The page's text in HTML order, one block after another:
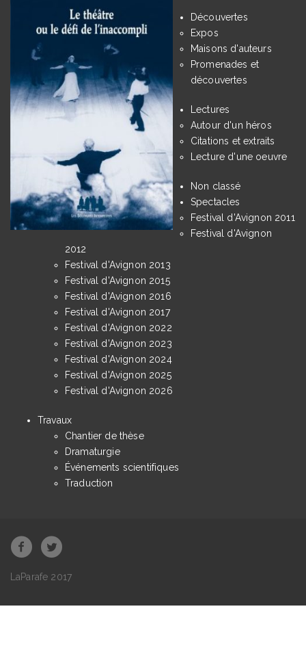
Découvertes
Expos
Maisons d'auteurs
Promenades et
découvertes
Lectures
Autour d'un héros
Citations et extraits
Lecture d'une oeuvre
Non classé
Spectacles
Festival d'Avignon 2011
Festival d'Avignon
2012
Festival d'Avignon 2013
Festival d'Avignon 2015
Festival d'Avignon 2016
Festival d'Avignon 2017
Festival d'Avignon 2022
Festival d'Avignon 2023
Festival d'Avignon 2024
Festival d'Avignon 2025
Festival d'Avignon 2026
Travaux
Chantier de thèse
Dramaturgie
Événements scientifiques
Traduction
LaParafe 2017